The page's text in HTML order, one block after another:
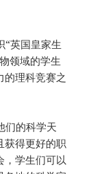
“英国皇家生
领域的学生
的理科竞赛之
们的科学天
获得更好的职
，学生们可以